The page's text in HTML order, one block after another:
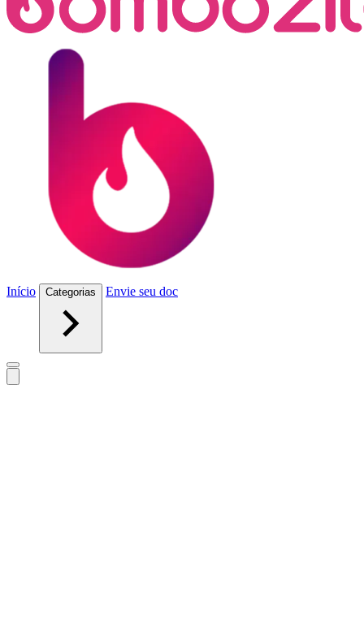
Início Categorias Envie seu doc